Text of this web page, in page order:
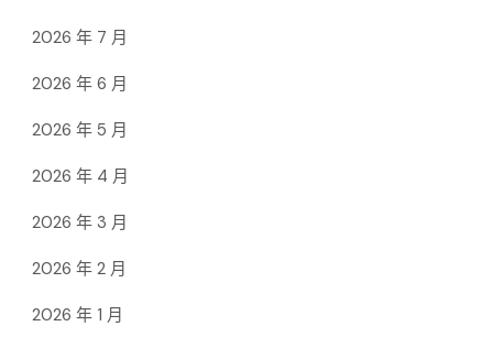
2026 年 7 月
2026 年 6 月
2026 年 5 月
2026 年 4 月
2026 年 3 月
2026 年 2 月
2026 年 1 月